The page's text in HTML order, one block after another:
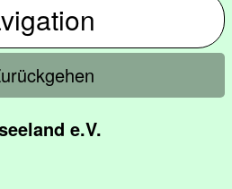
e.V.